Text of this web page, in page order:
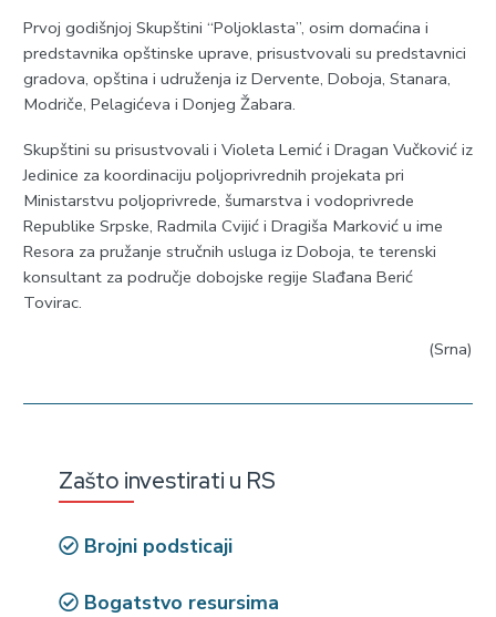
Prvoj godišnjoj Skupštini “Poljoklasta”, osim domaćina i
predstavnika opštinske uprave, prisustvovali su predstavnici
gradova, opština i udruženja iz Dervente, Doboja, Stanara,
Modriče, Pelagićeva i Donjeg Žabara.
Skupštini su prisustvovali i Violeta Lemić i Dragan Vučković iz
Jedinice za koordinaciju poljoprivrednih projekata pri
Ministarstvu poljoprivrede, šumarstva i vodoprivrede
Republike Srpske, Radmila Cvijić i Dragiša Marković u ime
Resora za pružanje stručnih usluga iz Doboja, te terenski
konsultant za područje dobojske regije Slađana Berić
Tovirac.
(Srna)
Zašto investirati u RS
Brojni podsticaji
Bogatstvo resursima